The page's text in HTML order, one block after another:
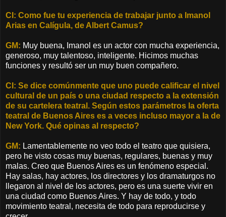
CI: Como fue tu experiencia de trabajar junto a Imanol
Arias en Calígula, de Albert Camus?
GM: Muy buena, Imanol es un actor con mucha experiencia,
generoso, muy talentoso, inteligente. Hicimos muchas
funciones y resultó ser un muy buen compañero.
CI: Se dice comúnmente que uno puede calificar el nivel
cultural de un país o una ciudad respecto a la extensión
de su cartelera teatral. Según estos parámetros la oferta
teatral de Buenos Aires es a veces incluso mayor a la de
New York. Qué opinas al respecto?
GM: Lamentablemente no veo todo el teatro que quisiera,
pero he visto cosas muy buenas, regulares, buenas y muy
malas. Creo que Buenos Aires es un fenómeno especial.
Hay salas, hay actores, los directores y los dramaturgos no
llegaron al nivel de los actores, pero es una suerte vivir en
una ciudad como Buenos Aires. Y hay de todo, y todo
movimiento teatral, necesita de todo para reproducirse y